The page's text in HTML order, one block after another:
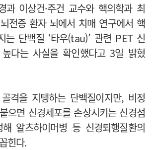
과 이상건·주건 교수와 핵의학과 최
전증 환자 뇌에서 치매 연구에서 핵
는 단백질 ‘타우(tau)’ 관련 PET 신
다는 사실을 확인했다고 3일 밝혔
격을 지탱하는 단백질이지만, 비정
으면 신경세포를 손상시키는 신경섬
알츠하이머병 등 신경퇴행질환의
힌다.